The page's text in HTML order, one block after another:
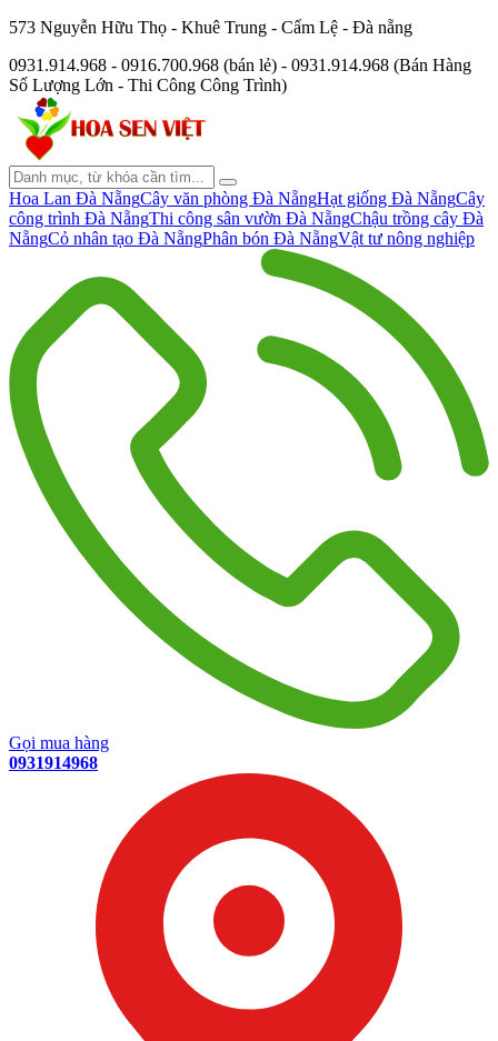
573 Nguyễn Hữu Thọ - Khuê Trung - Cẩm Lệ - Đà nẵng
0931.914.968 - 0916.700.968 (bán lẻ) - 0931.914.968 (Bán Hàng
Số Lượng Lớn - Thi Công Công Trình)
Hoa Lan Đà NẵngCây văn phòng Đà NẵngHạt giống Đà NẵngCây
công trình Đà NẵngThi công sân vườn Đà NẵngChậu trồng cây Đà
NẵngCỏ nhân tạo Đà NẵngPhân bón Đà NẵngVật tư nông nghiệp
Gọi mua hàng
0931914968